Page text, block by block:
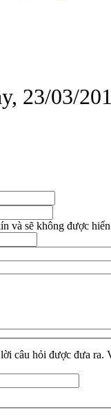
23/03/
và sẽ không được
câu hỏi được đưa ra.